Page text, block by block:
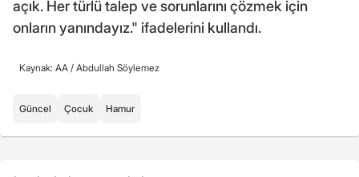
açık. Her türlü talep ve sorunlarını çözmek için
onların yanındayız." ifadelerini kullandı.
Kaynak: AA / Abdullah Söylemez
Güncel Çocuk Hamur